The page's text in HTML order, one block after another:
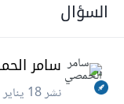
السؤال
سامر
نشر18 يناير 2016